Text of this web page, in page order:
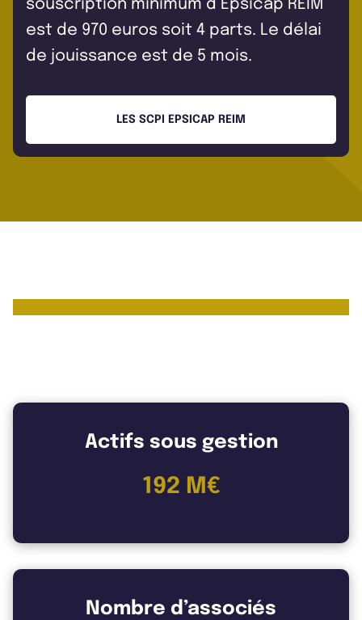
souscription minimum d’Epsicap REIM
est de 970 euros soit 4 parts. Le délai
de jouissance est de 5 mois.
LES SCPI EPSICAP REIM
Actifs sous gestion
192 M€
Nombre d’associés